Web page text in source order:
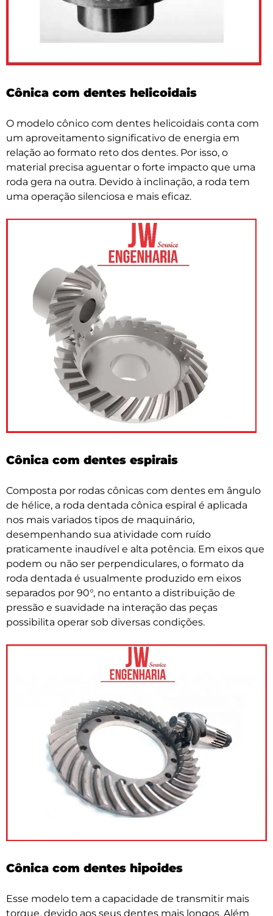
Cônica com dentes helicoidais
O modelo cônico com dentes helicoidais conta com
um aproveitamento significativo de energia em
relação ao formato reto dos dentes. Por isso, o
material precisa aguentar o forte impacto que uma
roda gera na outra. Devido à inclinação, a roda tem
uma operação silenciosa e mais eficaz.
Cônica com dentes espirais
Composta por rodas cônicas com dentes em ângulo
de hélice, a roda dentada cônica espiral é aplicada
nos mais variados tipos de maquinário,
desempenhando sua atividade com ruído
praticamente inaudível e alta potência. Em eixos que
podem ou não ser perpendiculares, o formato da
roda dentada é usualmente produzido em eixos
separados por 90°, no entanto a distribuição de
pressão e suavidade na interação das peças
possibilita operar sob diversas condições.
Cônica com dentes hipoides
Esse modelo tem a capacidade de transmitir mais
torque, devido aos seus dentes mais longos. Além